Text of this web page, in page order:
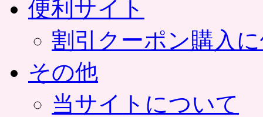
便利サイト
割引クーポン購入
その他
当サイトについて